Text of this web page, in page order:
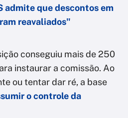
admite que descontos em
reavaliados"
conseguiu mais de 250
instaurar a comissão. Ao
ou tentar dar ré, a base
o controle da